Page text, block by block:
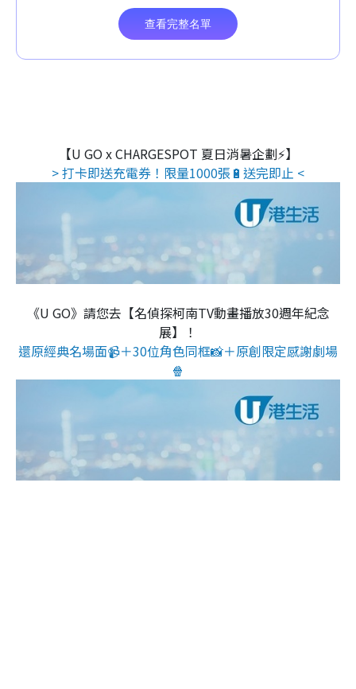
【U GO x CHARGESPOT 夏日消暑企劃⚡】
> 打卡即送充電券！限量1000張🔋送完即止 <
《U GO》請您去【名偵探柯南TV動畫播放30週年紀念
展】！
還原經典名場面📹＋30位角色同框📸＋原創限定感謝劇場
🍿